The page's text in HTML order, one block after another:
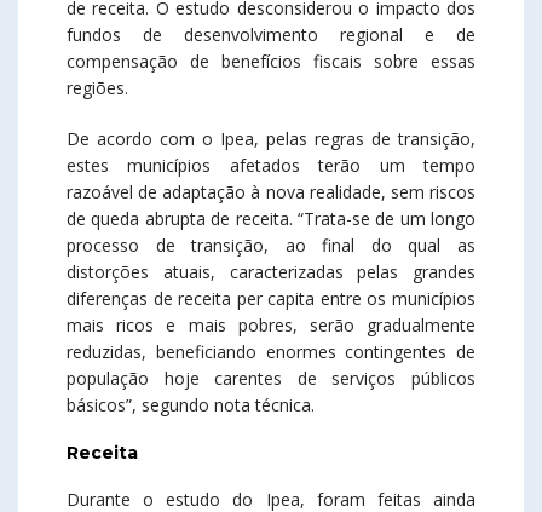
de receita. O estudo desconsiderou o impacto dos
fundos de desenvolvimento regional e de
compensação de benefícios fiscais sobre essas
regiões.
De acordo com o Ipea, pelas regras de transição,
estes municípios afetados terão um tempo
razoável de adaptação à nova realidade, sem riscos
de queda abrupta de receita. “Trata-se de um longo
processo de transição, ao final do qual as
distorções atuais, caracterizadas pelas grandes
diferenças de receita per capita entre os municípios
mais ricos e mais pobres, serão gradualmente
reduzidas, beneficiando enormes contingentes de
população hoje carentes de serviços públicos
básicos”, segundo nota técnica.
Receita
Durante o estudo do Ipea, foram feitas ainda